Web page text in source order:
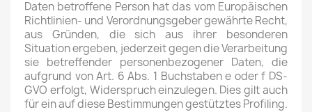
Daten betroffene Person hat das vom Europäischen
Richtlinien- und Verordnungsgeber gewährte Recht,
aus Gründen, die sich aus ihrer besonderen
Situation ergeben, jederzeit gegen die Verarbeitung
sie betreffender personenbezogener Daten, die
aufgrund von Art. 6 Abs. 1 Buchstaben e oder f DS-
GVO erfolgt, Widerspruch einzulegen. Dies gilt auch
für ein auf diese Bestimmungen gestütztes Profiling.